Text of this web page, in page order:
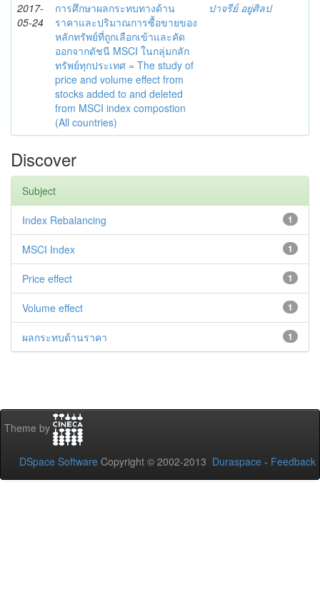
2017-
05-24
การศึกษาผลกระทบทางด้าน
ราคาและปริมาณการซื้อขายของ
หลักทรัพย์ที่ถูกเลือกเข้าและคัด
ออกจากดัชนี MSCI ในกลุ่มกลัก
ทรัพย์ทุกประเทศ = The study of
price and volume effect from
stocks added to and deleted
from MSCI index compostion
(All countries)
ปาจรีย์ อยู่ศิลป
Discover
Subject
1
Index Rebalancing
1
MSCI Index
1
Price effect
1
Volume effect
1
ผลกระทบด้านราคา
Theme by
DSpace Software Copyright © 2002-2013 Duraspace - Feedback